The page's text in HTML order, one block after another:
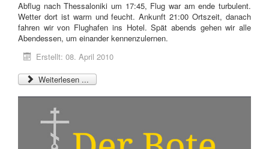
Abflug nach Thessaloniki um 17:45, Flug war am ende turbulent.
Wetter dort ist warm und feucht. Ankunft 21:00 Ortszeit, danach
fahren wir von Flughafen ins Hotel. Spät abends gehen wir alle
Abendessen, um einander kennenzulernen.
Erstellt: 08. April 2010
Weiterlesen ...